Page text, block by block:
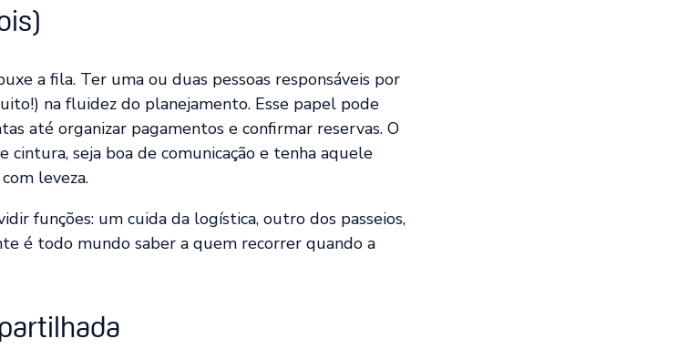
a fila. Ter uma ou duas pessoas responsáveis por
na fluidez do planejamento. Esse papel pode
até organizar pagamentos e confirmar reservas. O
cintura, seja boa de comunicação e tenha aquele
leveza.
funções: um cuida da logística, outro dos passeios,
é todo mundo saber a quem recorrer quando a